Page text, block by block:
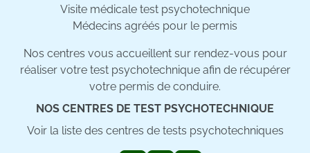
Visite médicale test psychotechnique
Médecins agréés pour le permis
Nos centres vous accueillent sur rendez-vous pour
réaliser votre test psychotechnique afin de récupérer
votre permis de conduire.
NOS CENTRES DE TEST PSYCHOTECHNIQUE
Voir la liste des centres de tests psychotechniques